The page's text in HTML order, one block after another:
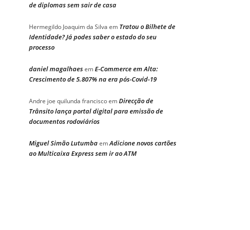
de diplomas sem sair de casa
Hermegildo Joaquim da Silva em Tratou o Bilhete de
Identidade? Já podes saber o estado do seu
processo
daniel magalhaesemE-Commerce em Alta:
Crescimento de 5.807% na era pós-Covid-19
Andre joe quilunda franciscoemDirecção de
Trânsito lança portal digital para emissão de
documentos rodoviários
Miguel Simão LutumbaemAdicione novos cartões
ao Multicaixa Express sem ir ao ATM